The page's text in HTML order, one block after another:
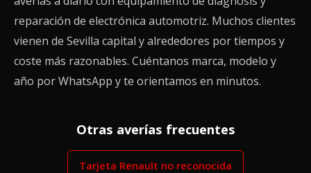
reparación de electrónica automotriz. Muchos clientes
vienen de Sevilla capital y alrededores por tiempos y
coste más razonables. Cuéntanos marca, modelo y
año por WhatsApp y te orientamos en minutos.
Otras averías frecuentes
Tarjeta Renault no reconocida